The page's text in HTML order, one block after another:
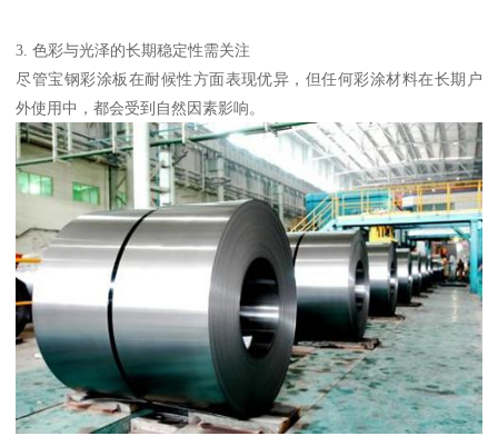
3. 色彩与光泽的长期稳定性需关注
尽管宝钢彩涂板在耐候性方面表现优异，但任何彩涂材料在长期户
外使用中，都会受到自然因素影响。